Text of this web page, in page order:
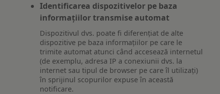
Identificarea dispozitivelor pe baza
informațiilor transmise automat
Dispozitivul dvs. poate fi diferențiat de alte
dispozitive pe baza informațiilor pe care le
trimite automat atunci când accesează internetul
(de exemplu, adresa IP a conexiunii dvs. la
internet sau tipul de browser pe care îl utilizați)
în sprijinul scopurilor expuse în această
notificare.